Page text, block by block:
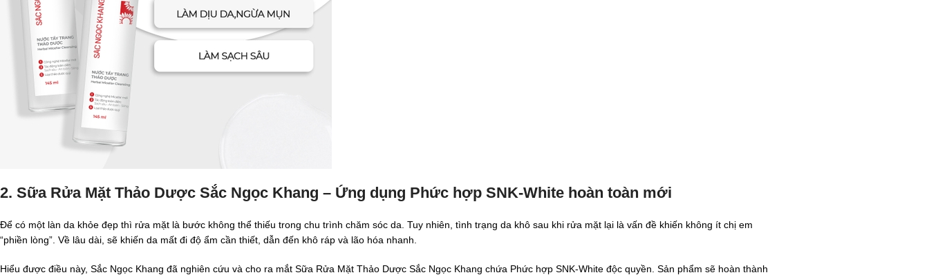
2. Sữa Rửa Mặt Thảo Dược Sắc Ngọc Khang – Ứng dụng Phức hợp SNK-White hoàn toàn mới
Để có một làn da khỏe đẹp thì rửa mặt là bước không thể thiếu trong chu trình chăm sóc da. Tuy nhiên, tình trạng da khô sau khi rửa mặt lại là vấn đề khiến không ít chị em
“phiền lòng”. Về lâu dài, sẽ khiến da mất đi độ ẩm cần thiết, dẫn đến khô ráp và lão hóa nhanh.
Hiểu được điều này, Sắc Ngọc Khang đã nghiên cứu và cho ra mắt Sữa Rửa Mặt Thảo Dược Sắc Ngọc Khang chứa Phức hợp SNK-White độc quyền. Sản phẩm sẽ hoàn thành